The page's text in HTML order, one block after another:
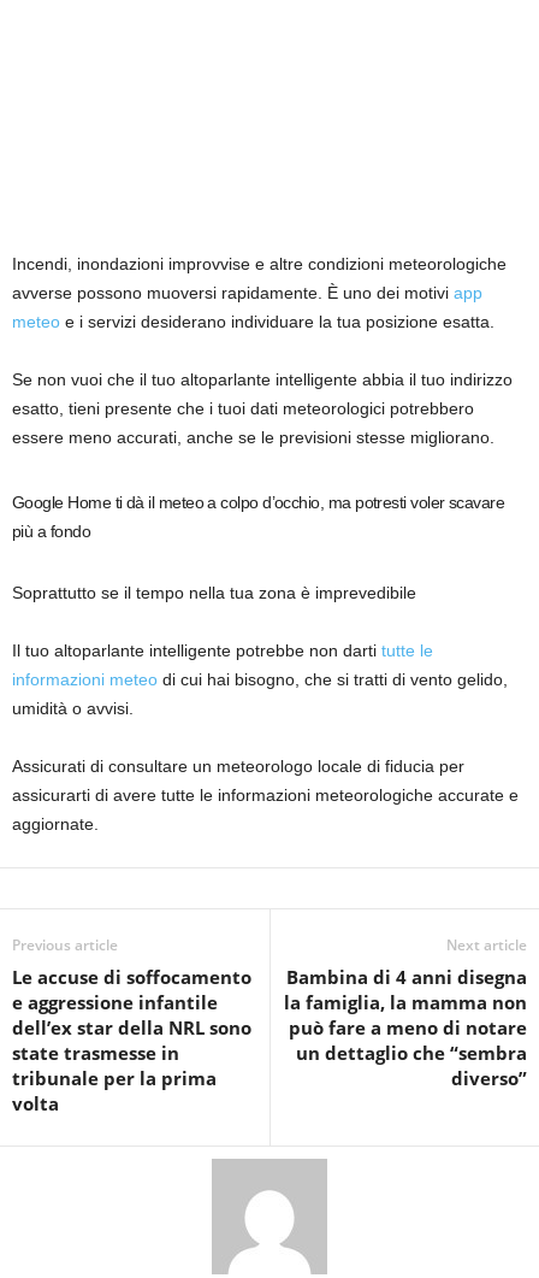
Incendi, inondazioni improvvise e altre condizioni meteorologiche
avverse possono muoversi rapidamente. È uno dei motivi app
meteo e i servizi desiderano individuare la tua posizione esatta.
Se non vuoi che il tuo altoparlante intelligente abbia il tuo indirizzo
esatto, tieni presente che i tuoi dati meteorologici potrebbero
essere meno accurati, anche se le previsioni stesse migliorano.
Google Home ti dà il meteo a colpo d’occhio, ma potresti voler scavare
più a fondo
Soprattutto se il tempo nella tua zona è imprevedibile
Il tuo altoparlante intelligente potrebbe non darti tutte le
informazioni meteo di cui hai bisogno, che si tratti di vento gelido,
umidità o avvisi.
Assicurati di consultare un meteorologo locale di fiducia per
assicurarti di avere tutte le informazioni meteorologiche accurate e
aggiornate.
Previous article
Le accuse di soffocamento
e aggressione infantile
dell’ex star della NRL sono
state trasmesse in
tribunale per la prima
volta
Next article
Bambina di 4 anni disegna
la famiglia, la mamma non
può fare a meno di notare
un dettaglio che “sembra
diverso”